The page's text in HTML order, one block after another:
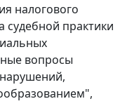
налогового
судебной практики
вопросы